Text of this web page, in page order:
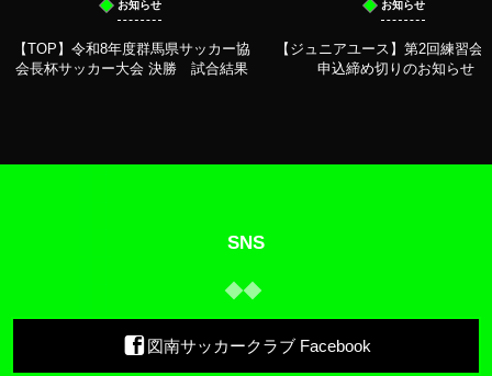
お知らせ
【TOP】令和8年度群馬県サッカー協
会長杯サッカー大会 決勝 試合結果
お知らせ
【ジュニアユース】第2回練習会
申込締め切りのお知らせ
SNS
図南サッカークラブ Facebook